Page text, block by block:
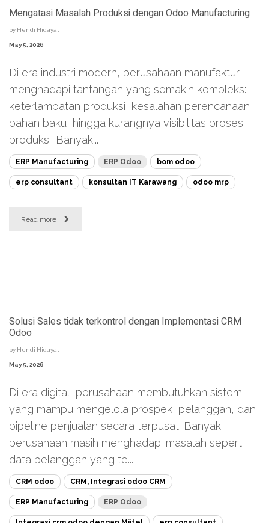
Mengatasi Masalah Produksi dengan Odoo Manufacturing
by Hendi Hidayat
May 5, 2026
Di era industri modern, perusahaan manufaktur
menghadapi tantangan yang semakin kompleks:
keterlambatan produksi, kesalahan perencanaan
bahan baku, hingga kurangnya visibilitas proses
produksi. Banyak...
ERP Manufacturing ERP Odoo bom odoo
erp consultant konsultan IT Karawang odoo mrp
Read more
Solusi Sales tidak terkontrol dengan Implementasi CRM
Odoo
by Hendi Hidayat
May 5, 2026
Di era digital, perusahaan membutuhkan sistem
yang mampu mengelola prospek, pelanggan, dan
pipeline penjualan secara terpusat. Banyak
perusahaan masih menghadapi masalah seperti
data pelanggan yang te...
CRM odoo CRM, Integrasi odoo CRM
ERP Manufacturing ERP Odoo